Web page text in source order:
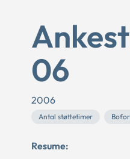
06
2006
Antal støttetimer
Resume: